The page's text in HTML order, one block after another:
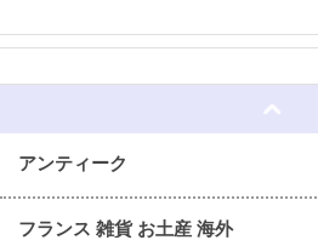
アンティーク
フランス 雑貨 お土産 海外